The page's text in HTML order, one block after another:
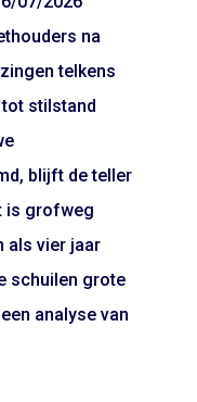
na
telkens
stilstand
blijft de teller
is grofweg
als vier jaar
schuilen grote
analyse van